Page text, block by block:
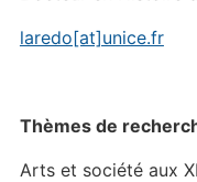
laredo[at]unice.fr
Thèmes de
Arts et société aux